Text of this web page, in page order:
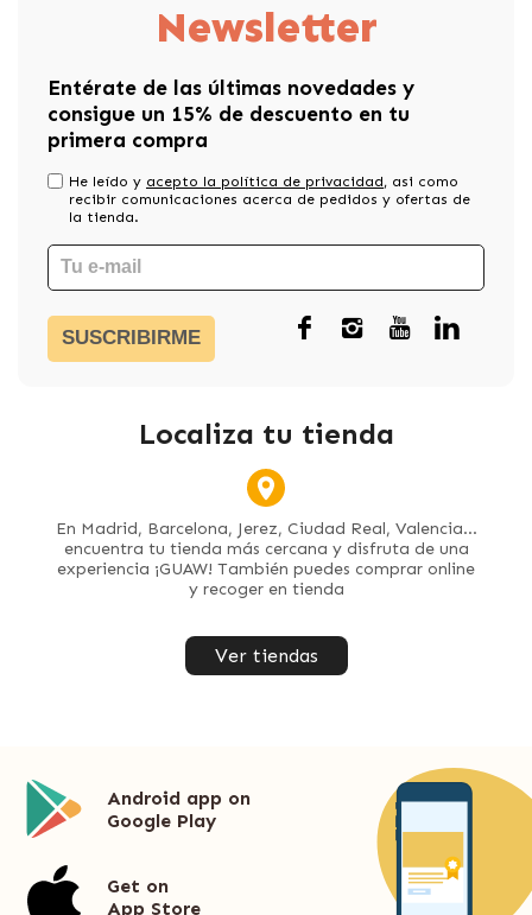
Newsletter
Entérate de las últimas novedades y
consigue un 15% de descuento en tu
primera compra
He leído y acepto la política de privacidad, asi como
recibir comunicaciones acerca de pedidos y ofertas de
la tienda.
SUSCRIBIRME
Localiza tu tienda
En Madrid, Barcelona, Jerez, Ciudad Real, Valencia...
encuentra tu tienda más cercana y disfruta de una
experiencia ¡GUAW! También puedes comprar online
y recoger en tienda
Ver tiendas
Android app on
Google Play
Get on
App Store